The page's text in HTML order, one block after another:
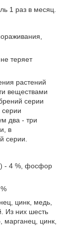
1 раз в месяц.
теряет
растений
веществами
серии
два - три
в
серии.
- 4 %, фосфор
цинк, медь,
Из них шесть
цинк,